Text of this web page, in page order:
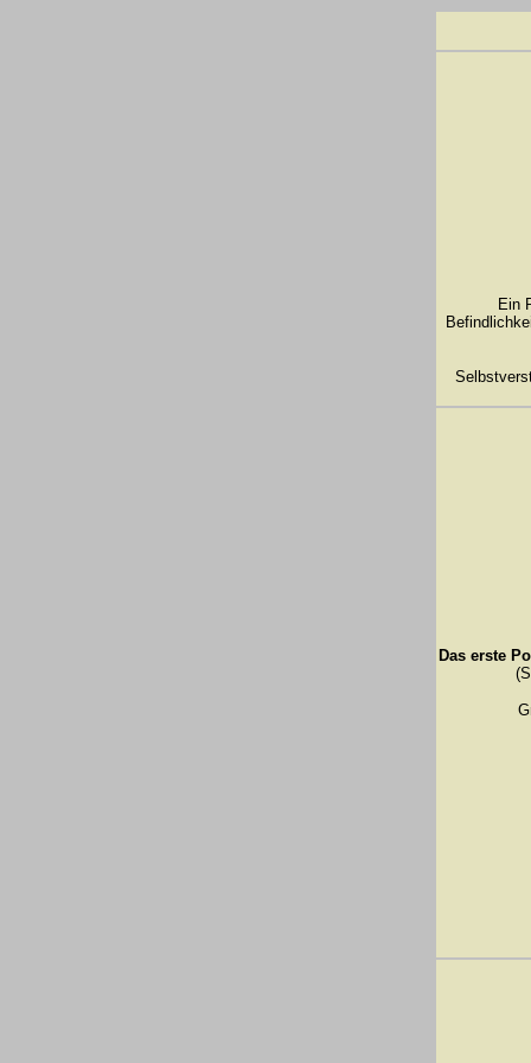
Ein
Das erste